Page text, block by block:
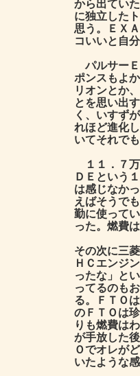
から出てい
に独立した
思う。ＥＸ
コいいと自
パルサーＥ
ポンスもよ
リオンとか
とを思い出
く、いすず
れほど進化
いてそれで
１１．７万
ＤＥという
は感じなか
えばそうで
勤に使って
った。燃費
その次に三
ＨＣエンジ
ったな」と
ってるのも
る。ＦＴＯ
のＦＴＯは
りも燃費は
が手放した
Ｏでオレが
いたような